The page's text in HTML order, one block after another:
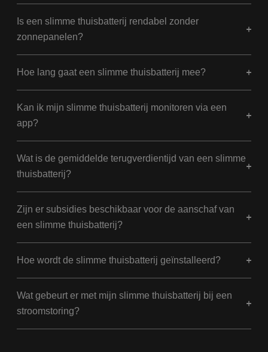
Is een slimme thuisbatterij rendabel zonder
zonnepanelen?
Hoe lang gaat een slimme thuisbatterij mee?
Kan ik mijn slimme thuisbatterij monitoren via een
app?
Wat is de gemiddelde terugverdientijd van een slimme
thuisbatterij?
Zijn er subsidies beschikbaar voor de aanschaf van
een slimme thuisbatterij?
Hoe wordt de slimme thuisbatterij geïnstalleerd?
Wat gebeurt er met mijn slimme thuisbatterij bij een
stroomstoring?